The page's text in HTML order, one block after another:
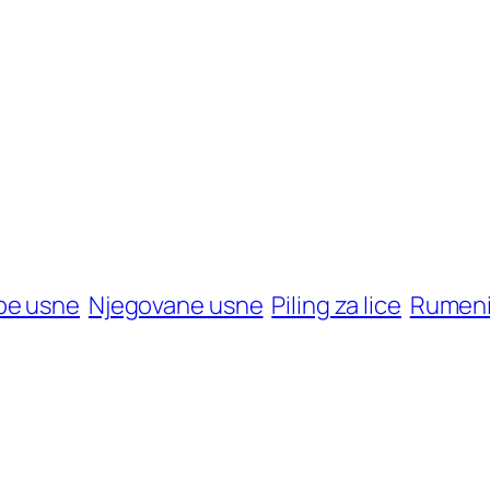
usne Njegovane usne Piling za lice